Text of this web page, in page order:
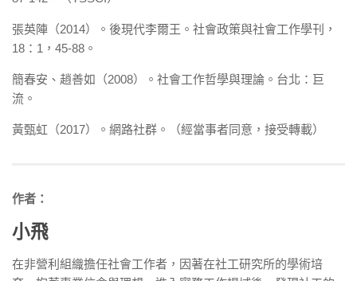
張英陣（2014）。後現代李爾王。社會政策與社會工作學刊，
18：1，45-88。
簡春安、趙善如（2008）。社會工作哲學與理論。台北：巨
流。
黃甄虹（2017）。網路社群。（經當事者同意，接受轉載）
作者：
小飛
在非營利組織擔任社會工作者，因著在社工研究所的學術培